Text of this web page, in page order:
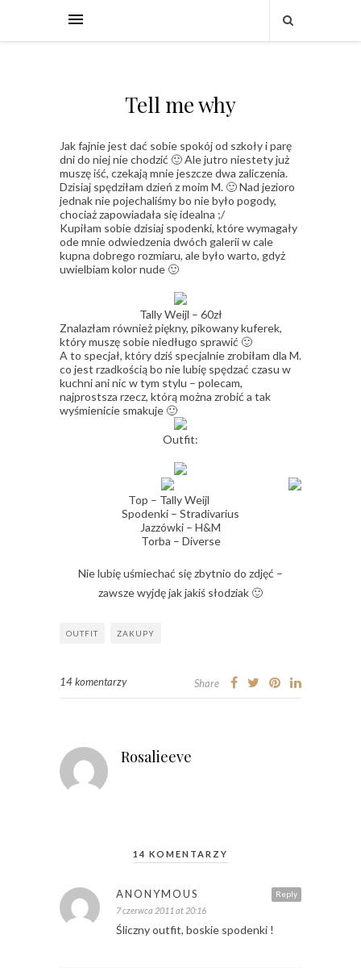
Tell me why
Jak fajnie jest dać sobie spokój od szkoły i parę
dni do niej nie chodzić 🙂 Ale jutro niestety już
muszę iść, czekają mnie jeszcze dwa zaliczenia.
Dzisiaj spędziłam dzień z moim M. 🙂 Nad jezioro
jednak nie pojechaliśmy bo nie było pogody,
chociaż zapowiadała się idealna ;/
Kupiłam sobie dzisiaj spodenki, które wymagały
ode mnie odwiedzenia dwóch galerii w cale
kupna dobrego rozmiaru, ale było warto, gdyż
uwielbiam kolor nude 🙂
Tally Weijl – 60zł
Znalazłam również piękny, pikowany kuferek,
który muszę sobie niedługo sprawić 🙂
A to specjał, który dziś specjalnie zrobiłam dla M.
co jest rzadkością bo nie lubię spędzać czasu w
kuchni ani nic w tym stylu – polecam,
najprostsza rzecz, którą można zrobić a tak
wyśmienicie smakuje 🙂
Outfit:
Top – Tally Weijl
Spodenki – Stradivarius
Jazzówki – H&M
Torba – Diverse
Nie lubię uśmiechać się zbytnio do zdjęć –
zawsze wyjdę jak jakiś słodziak 🙂
OUTFIT ZAKUPY
14 komentarzy Share
Rosalieeve
14 KOMENTARZY
Reply
ANONYMOUS
7 czerwca 2011 at 20:16
Śliczny outfit, boskie spodenki !